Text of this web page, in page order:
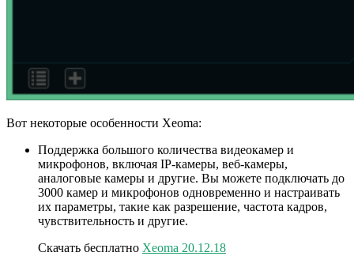
Вот некоторые особенности Xeoma:
Поддержка большого количества видеокамер и
микрофонов, включая IP-камеры, веб-камеры,
аналоговые камеры и другие. Вы можете подключать до
3000 камер и микрофонов одновременно и настраивать
их параметры, такие как разрешение, частота кадров,
чувствительность и другие.
Скачать бесплатно Xeoma 20.12.18